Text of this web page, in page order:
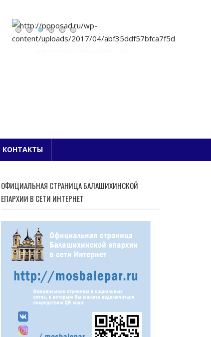
КОНТАКТЫ
ОФИЦИАЛЬНАЯ СТРАНИЦА БАЛАШИХИНСКОЙ
ЕПАРХИИ В СЕТИ ИНТЕРНЕТ